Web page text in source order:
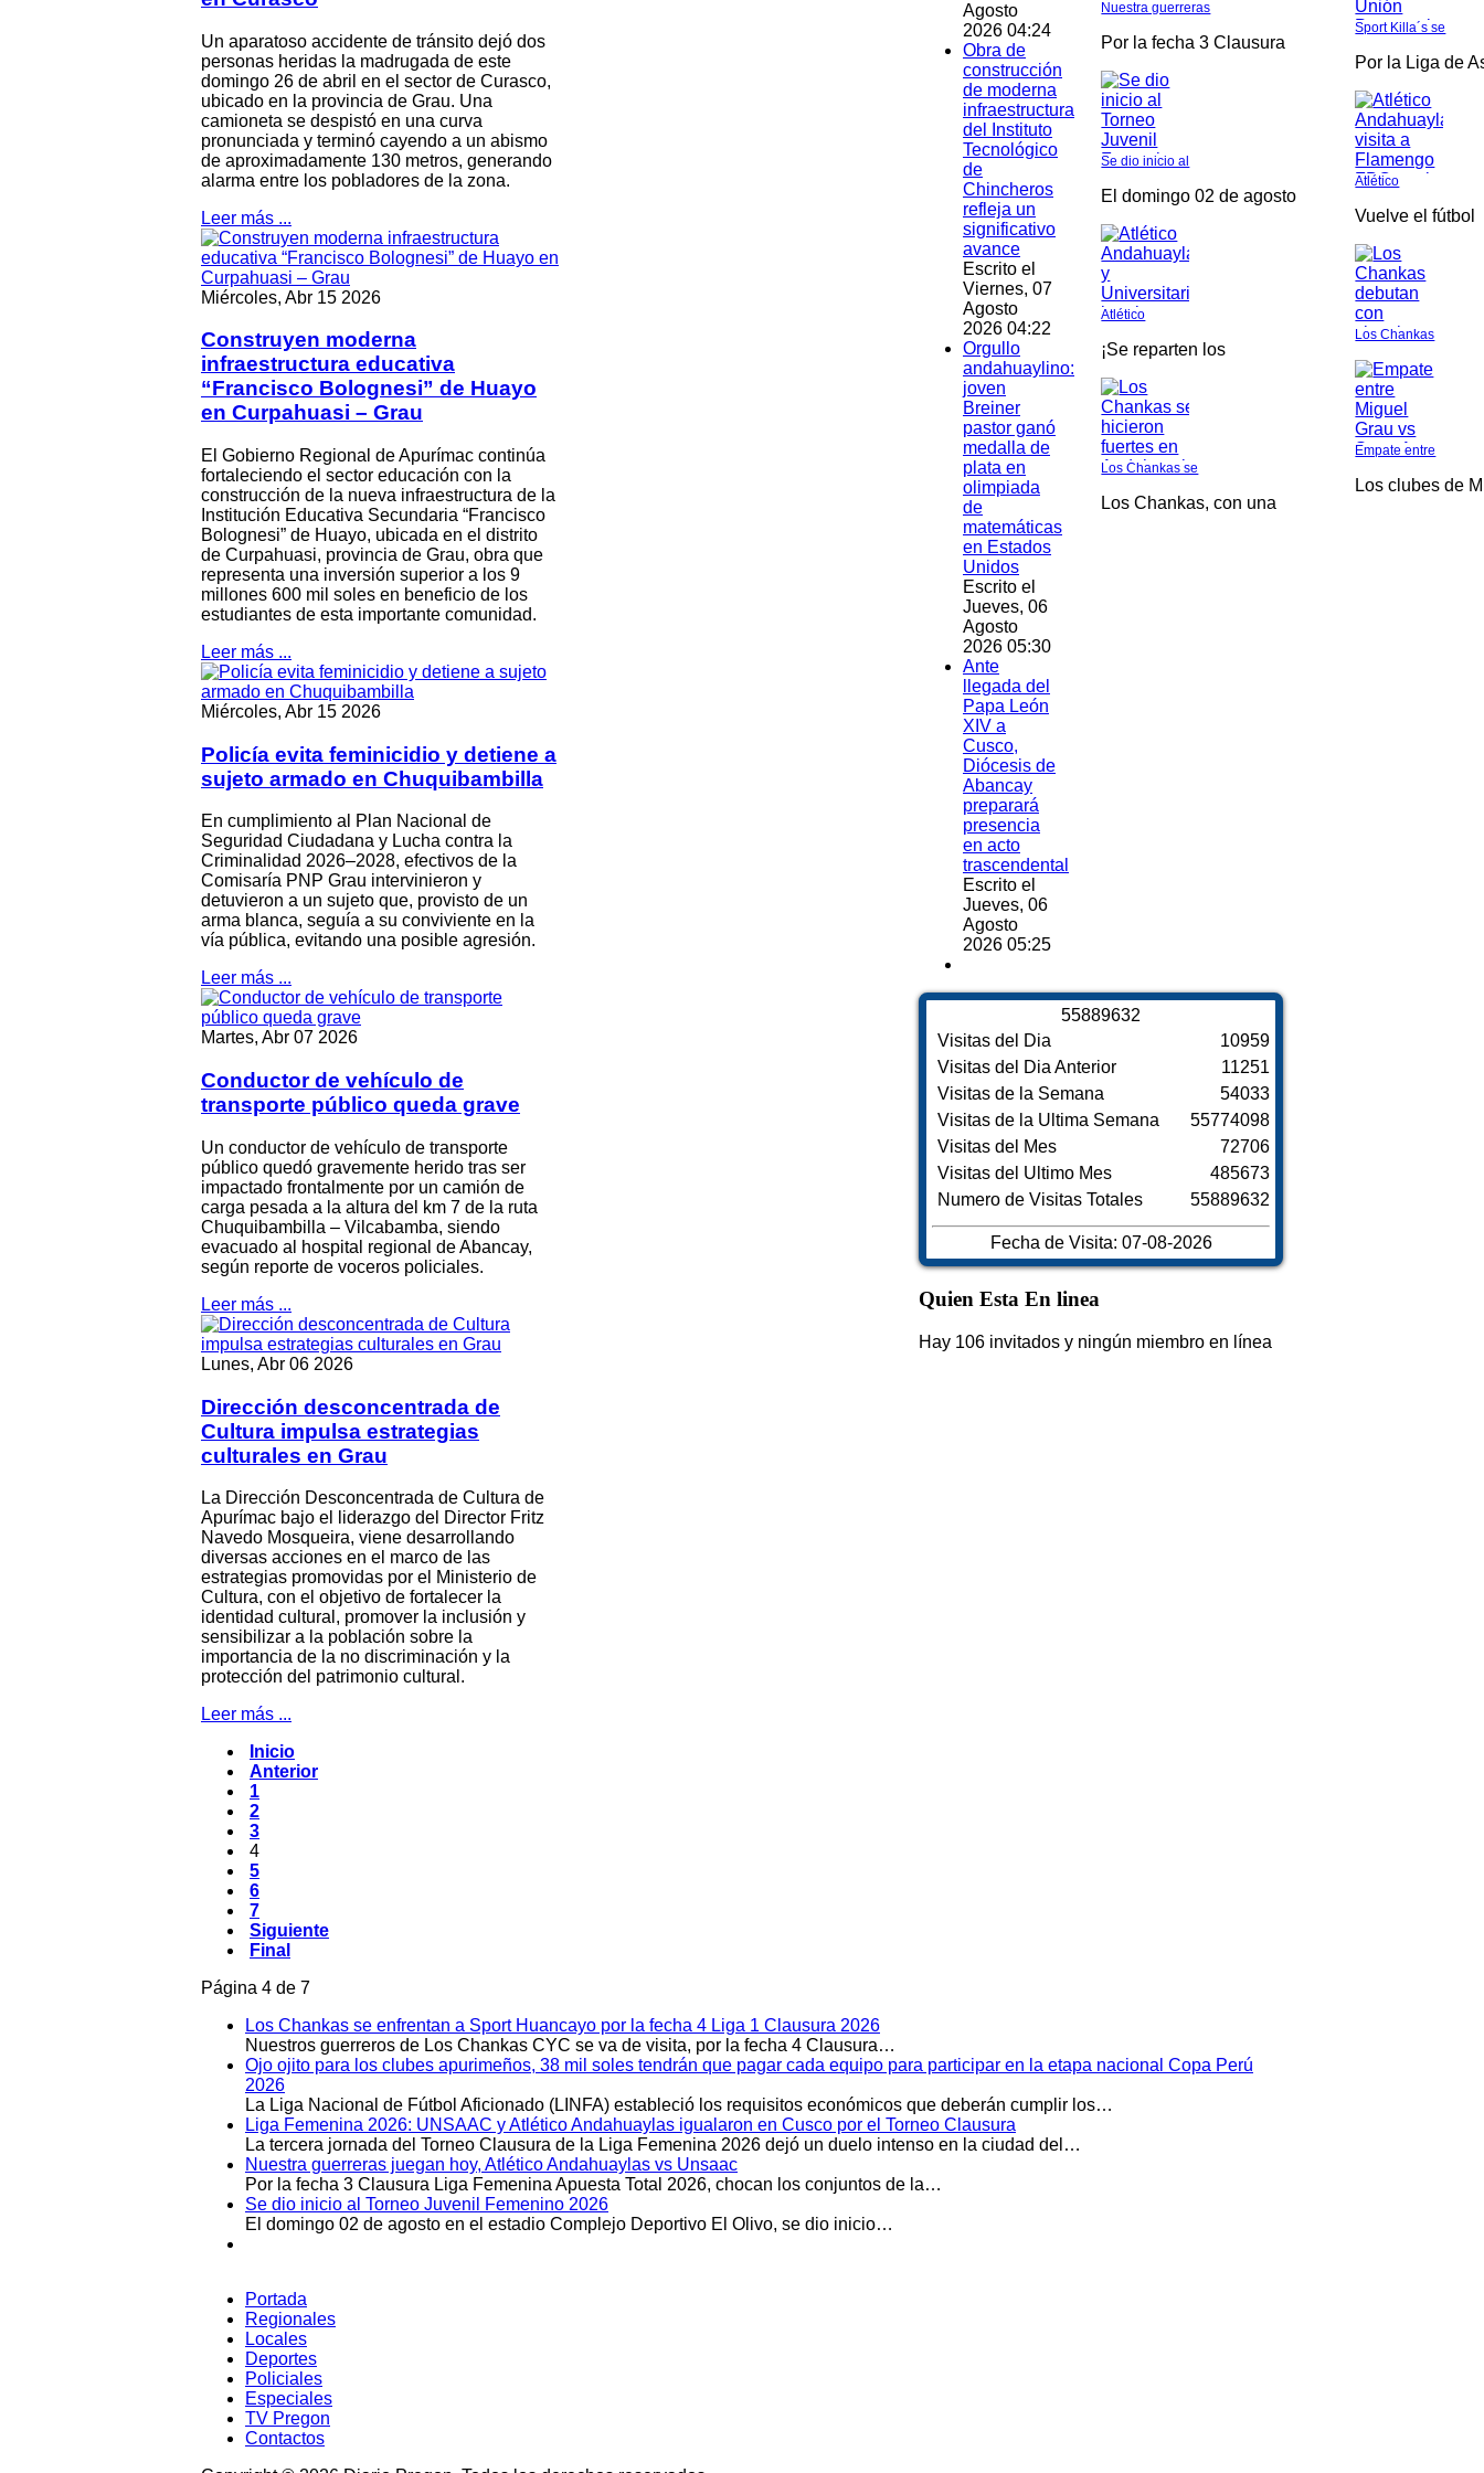
Un aparatoso accidente de tránsito dejó dos
personas heridas la madrugada de este
domingo 26 de abril en el sector de Curasco,
ubicado en la provincia de Grau. Una
camioneta se despistó en una curva
pronunciada y terminó cayendo a un abismo
de aproximadamente 130 metros, generando
alarma entre los pobladores de la zona.
Leer más ...
Miércoles, Abr 15 2026
Construyen moderna
infraestructura educativa
“Francisco Bolognesi” de Huayo
en Curpahuasi – Grau
El Gobierno Regional de Apurímac continúa
fortaleciendo el sector educación con la
construcción de la nueva infraestructura de la
Institución Educativa Secundaria “Francisco
Bolognesi” de Huayo, ubicada en el distrito
de Curpahuasi, provincia de Grau, obra que
representa una inversión superior a los 9
millones 600 mil soles en beneficio de los
estudiantes de esta importante comunidad.
Leer más ...
Miércoles, Abr 15 2026
Policía evita feminicidio y detiene a
sujeto armado en Chuquibambilla
En cumplimiento al Plan Nacional de
Seguridad Ciudadana y Lucha contra la
Criminalidad 2026–2028, efectivos de la
Comisaría PNP Grau intervinieron y
detuvieron a un sujeto que, provisto de un
arma blanca, seguía a su conviviente en la
vía pública, evitando una posible agresión.
Leer más ...
Martes, Abr 07 2026
Conductor de vehículo de
transporte público queda grave
Un conductor de vehículo de transporte
público quedó gravemente herido tras ser
impactado frontalmente por un camión de
carga pesada a la altura del km 7 de la ruta
Chuquibambilla – Vilcabamba, siendo
evacuado al hospital regional de Abancay,
según reporte de voceros policiales.
Leer más ...
Lunes, Abr 06 2026
Dirección desconcentrada de
Cultura impulsa estrategias
culturales en Grau
La Dirección Desconcentrada de Cultura de
Apurímac bajo el liderazgo del Director Fritz
Navedo Mosqueira, viene desarrollando
diversas acciones en el marco de las
estrategias promovidas por el Ministerio de
Cultura, con el objetivo de fortalecer la
identidad cultural, promover la inclusión y
sensibilizar a la población sobre la
importancia de la no discriminación y la
protección del patrimonio cultural.
Leer más ...
Inicio
Anterior
1
2
3
4
5
6
7
Siguiente
Final
Página 4 de 7
Agosto
2026 04:24
Obra de
construcción
de moderna
infraestructura
del Instituto
Tecnológico
de
Chincheros
refleja un
significativo
avance
Escrito el
Viernes, 07
Agosto
2026 04:22
Orgullo
andahuaylino:
joven
Breiner
pastor ganó
medalla de
plata en
olimpiada
de
matemáticas
en Estados
Unidos
Escrito el
Jueves, 06
Agosto
2026 05:30
Ante
llegada del
Papa León
XIV a
Cusco,
Diócesis de
Abancay
preparará
presencia
en acto
trascendental
Escrito el
Jueves, 06
Agosto
2026 05:25
Nuestra guerreras
Por la fecha 3 Clausura
Se dio inicio al
El domingo 02 de agosto
Atlético
¡Se reparten los
Los Chankas se
Los Chankas, con una
Sport Killa´s se
Por la Liga de
Atlético
Vuelve el fútbol
Los Chankas
Empate entre
Los clubes de
55889632
Visitas del Dia
Visitas del Dia Anterior
Visitas de la Semana
Visitas de la Ultima Semana
Visitas del Mes
Visitas del Ultimo Mes
Numero de Visitas Totales
10959
11251
54033
55774098
72706
485673
55889632
Fecha de Visita: 07-08-2026
Quien Esta En linea
Hay 106 invitados y ningún miembro en línea
Los Chankas se enfrentan a Sport Huancayo por la fecha 4 Liga 1 Clausura 2026
Nuestros guerreros de Los Chankas CYC se va de visita, por la fecha 4 Clausura…
Ojo ojito para los clubes apurimeños, 38 mil soles tendrán que pagar cada equipo para participar en la etapa nacional Copa Perú
2026
La Liga Nacional de Fútbol Aficionado (LINFA) estableció los requisitos económicos que deberán cumplir los…
Liga Femenina 2026: UNSAAC y Atlético Andahuaylas igualaron en Cusco por el Torneo Clausura
La tercera jornada del Torneo Clausura de la Liga Femenina 2026 dejó un duelo intenso en la ciudad del…
Nuestra guerreras juegan hoy, Atlético Andahuaylas vs Unsaac
Por la fecha 3 Clausura Liga Femenina Apuesta Total 2026, chocan los conjuntos de la…
Se dio inicio al Torneo Juvenil Femenino 2026
El domingo 02 de agosto en el estadio Complejo Deportivo El Olivo, se dio inicio…
Portada
Regionales
Locales
Deportes
Policiales
Especiales
TV Pregon
Contactos